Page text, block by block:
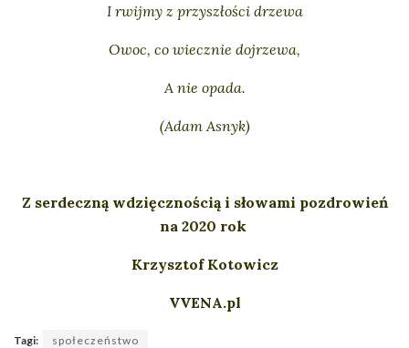
I rwijmy z przyszłości drzewa
Owoc, co wiecznie dojrzewa,
A nie opada.
(Adam Asnyk)
Z serdeczną wdzięcznością i słowami pozdrowień
na 2020 rok
Krzysztof Kotowicz
VVENA.pl
Tagi: społeczeństwo